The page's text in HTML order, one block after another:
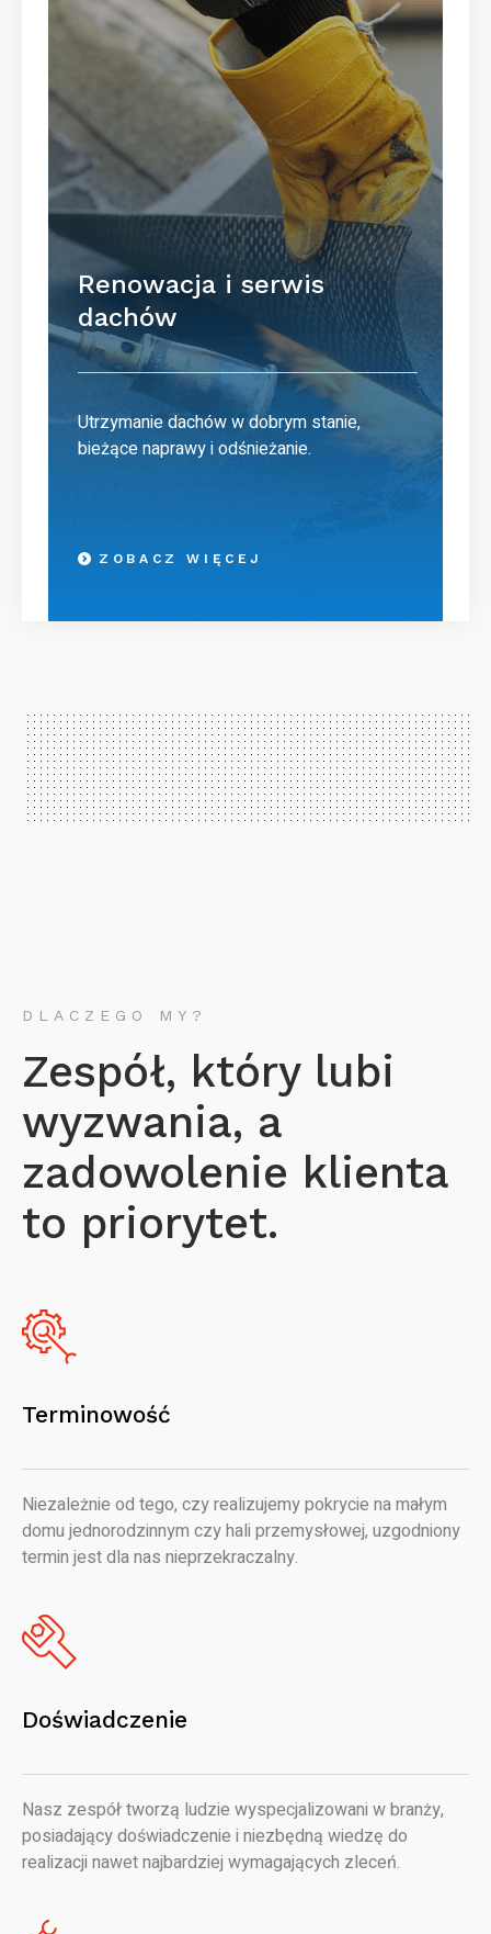
Renowacja i serwis
dachów
Utrzymanie dachów w dobrym stanie,
bieżące naprawy i odśnieżanie.
ZOBACZ WIĘCEJ
DLACZEGO MY?
Zespół, który lubi
wyzwania, a
zadowolenie klienta
to priorytet.
Terminowość
Niezależnie od tego, czy realizujemy pokrycie na małym
domu jednorodzinnym czy hali przemysłowej, uzgodniony
termin jest dla nas nieprzekraczalny.
Doświadczenie
Nasz zespół tworzą ludzie wyspecjalizowani w branży,
posiadający doświadczenie i niezbędną wiedzę do
realizacji nawet najbardziej wymagających zleceń.